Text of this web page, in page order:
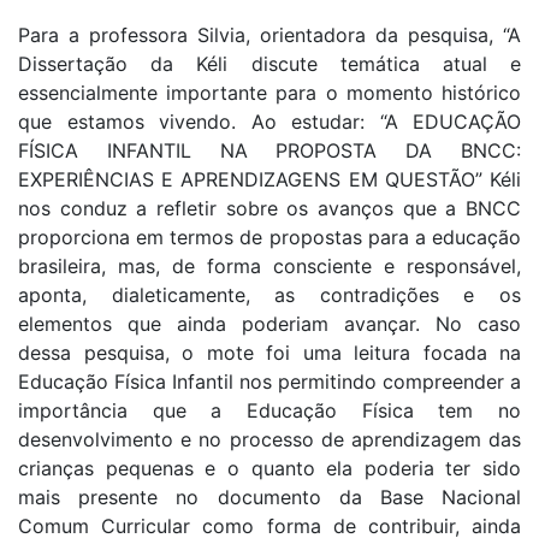
Para a professora Silvia, orientadora da pesquisa, “A
Dissertação da Kéli discute temática atual e
essencialmente importante para o momento histórico
que estamos vivendo. Ao estudar: “A EDUCAÇÃO
FÍSICA INFANTIL NA PROPOSTA DA BNCC:
EXPERIÊNCIAS E APRENDIZAGENS EM QUESTÃO” Kéli
nos conduz a refletir sobre os avanços que a BNCC
proporciona em termos de propostas para a educação
brasileira, mas, de forma consciente e responsável,
aponta, dialeticamente, as contradições e os
elementos que ainda poderiam avançar. No caso
dessa pesquisa, o mote foi uma leitura focada na
Educação Física Infantil nos permitindo compreender a
importância que a Educação Física tem no
desenvolvimento e no processo de aprendizagem das
crianças pequenas e o quanto ela poderia ter sido
mais presente no documento da Base Nacional
Comum Curricular como forma de contribuir, ainda